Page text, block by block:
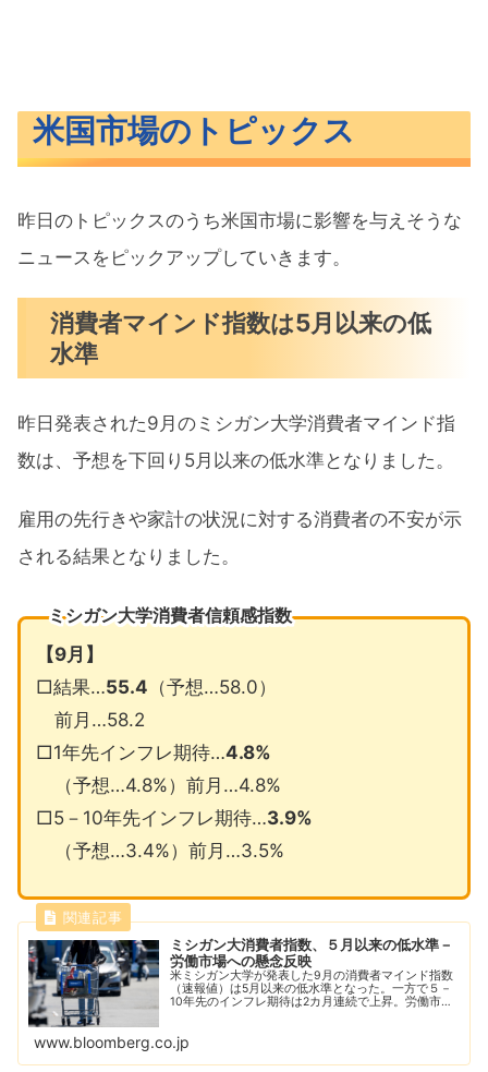
米国市場のトピックス
昨日のトピックスのうち米国市場に影響を与えそうな
ニュースをピックアップしていきます。
消費者マインド指数は5月以来の低
水準
昨日発表された9月のミシガン大学消費者マインド指
数は、予想を下回り5月以来の低水準となりました。
雇用の先行きや家計の状況に対する消費者の不安が示
される結果となりました。
ミシガン大学消費者信頼感指数
【9月】
□結果…55.4 （予想…58.0）
前月…58.2
□1年先インフレ期待…4.8%
（予想…4.8%）前月…4.8%
□5－10年先インフレ期待…3.9%
（予想…3.4%）前月…3.5%
ミシガン大消費者指数、５月以来の低水準－
労働市場への懸念反映
米ミシガン大学が発表した9月の消費者マインド指数
（速報値）は5月以来の低水準となった。一方で５－
10年先のインフレ期待は2カ月連続で上昇。労働市場
www.bloomberg.co.jp